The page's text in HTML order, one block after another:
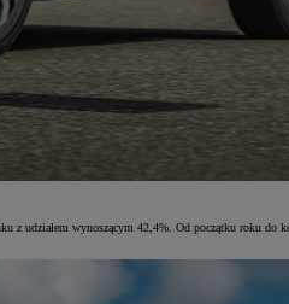
udziałem wynoszącym 42,4%. Od początku roku